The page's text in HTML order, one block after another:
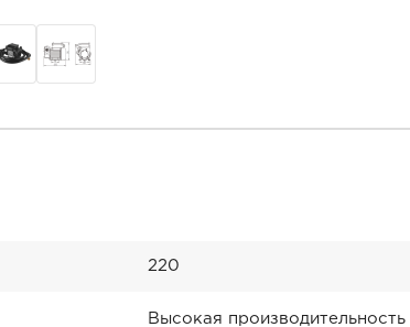
220
Высокая производительность